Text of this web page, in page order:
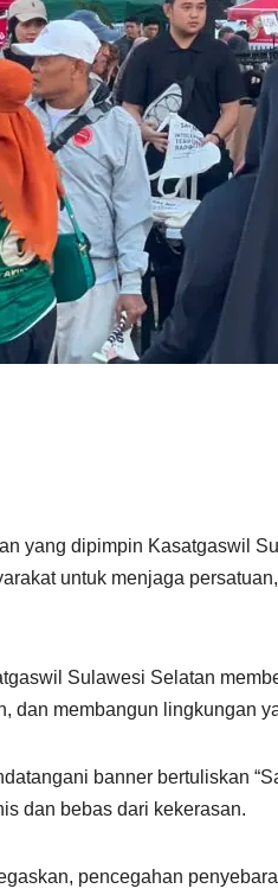
yang dipimpin Kasatgaswil
untuk menjaga
Sulawesi Selatan
dan membangun lingkungan
banner bertuliskan
dan bebas dari kekerasan.
pencegahan